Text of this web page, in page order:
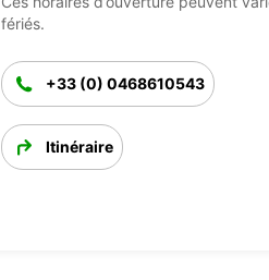
fériés.
+33 (0) 0468610543
Itinéraire